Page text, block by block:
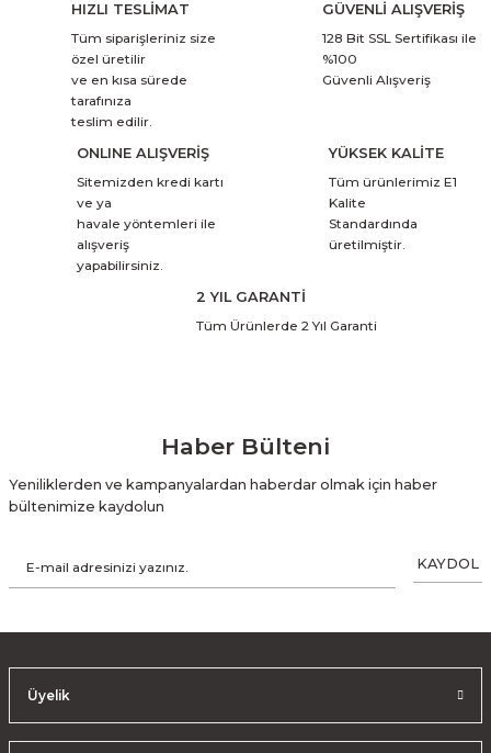
HIZLI TESLİMAT
Tüm siparişleriniz size
özel üretilir
ve en kısa sürede
tarafınıza
teslim edilir.
GÜVENLİ ALIŞVERİŞ
128 Bit SSL Sertifikası ile
%100
Güvenli Alışveriş
ONLINE ALIŞVERİŞ
Sitemizden kredi kartı
ve ya
havale yöntemleri ile
alışveriş
yapabilirsiniz.
YÜKSEK KALİTE
Tüm ürünlerimiz E1
Kalite
Standardında
üretilmiştir.
2 YIL GARANTİ
Tüm Ürünlerde 2 Yıl Garanti
Haber Bülteni
Yeniliklerden ve kampanyalardan haberdar olmak için haber
bültenimize kaydolun
KAYDOL
Üyelik